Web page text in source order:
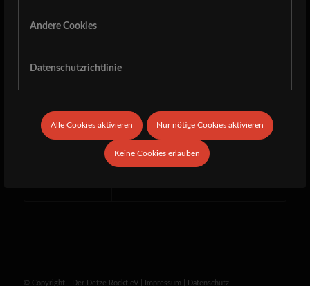
Andere Cookies
Datenschutzrichtlinie
Alle Cookies aktivieren Nur nötige Cookies aktivieren
Keine Cookies erlauben
With “…and silent grief Shadows the Passing Moon” they
released their third long player in 2018 and it’s time that
27. MÄRZ 2024
Eintrag teilen
© Copyright - Der Detze Rockt eV| Impressum Datenschutz